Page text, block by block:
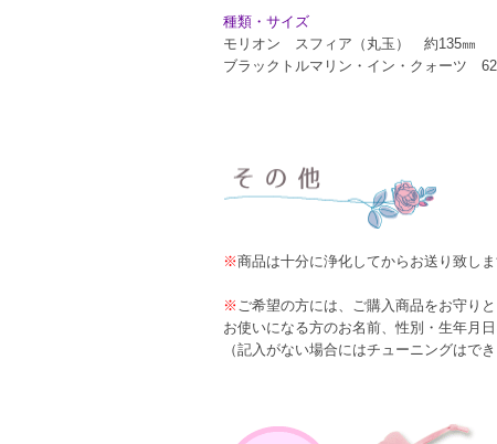
種類・サイズ
モリオン スフィア（丸玉） 約135㎜
ブラックトルマリン・イン・クォーツ
※商品は十分に浄化してからお送り致しま
※ ご希望の方には、ご購入商品をお守り
お使いになる方のお名前、性別・生年月
（記入がない場合にはチューニングはで